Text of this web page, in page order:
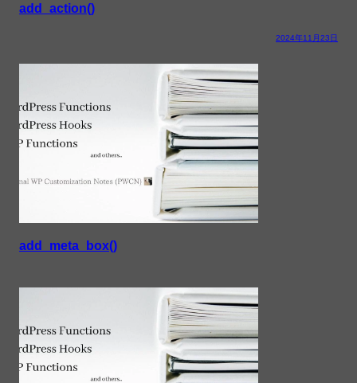
add_action()
2024年11月23日
add_meta_box()